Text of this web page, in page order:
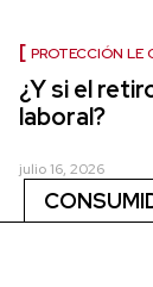
PROTECCIÓN LE
¿Y si el
laboral?
julio 16, 2026